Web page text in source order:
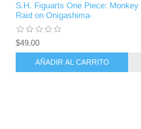
S.H. Figuarts One Piece:
Raid on Onigashima-
$49.00
AÑADIR AL CARRITO